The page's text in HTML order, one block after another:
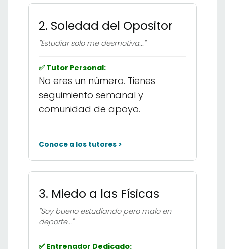
2. Soledad del Opositor
"Estudiar solo me desmotiva..."
✅ Tutor Personal:
No eres un número. Tienes
seguimiento semanal y
comunidad de apoyo.
Conoce a los tutores >
3. Miedo a las Físicas
"Soy bueno estudiando pero malo en
deporte..."
✅ Entrenador Dedicado: